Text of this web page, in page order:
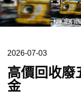
2026-07-03
高價回收廢
金